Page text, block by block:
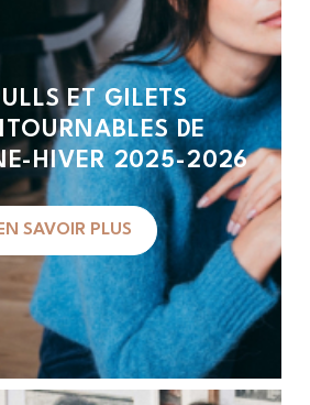
ET GILETS
DE
HIVER 2025-2026
EN SAVOIR PLUS